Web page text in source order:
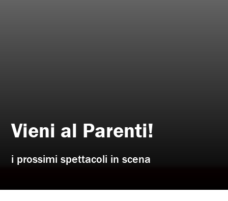
Vieni al Parenti!
i prossimi spettacoli in scena